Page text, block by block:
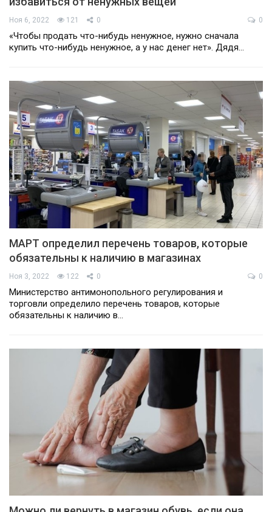
Ноя 6, 2022 121 0 0
«Чтобы продать что-нибудь ненужное, нужно сначала
купить что-нибудь ненужное, а у нас денег нет». Дядя…
МАРТ определил перечень товаров, которые
обязательны к наличию в магазинах
Ноя 3, 2022 122 0 0
Министерство антимонопольного регулирования и
торговли определило перечень товаров, которые
обязательны к наличию в…